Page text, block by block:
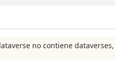
no contiene